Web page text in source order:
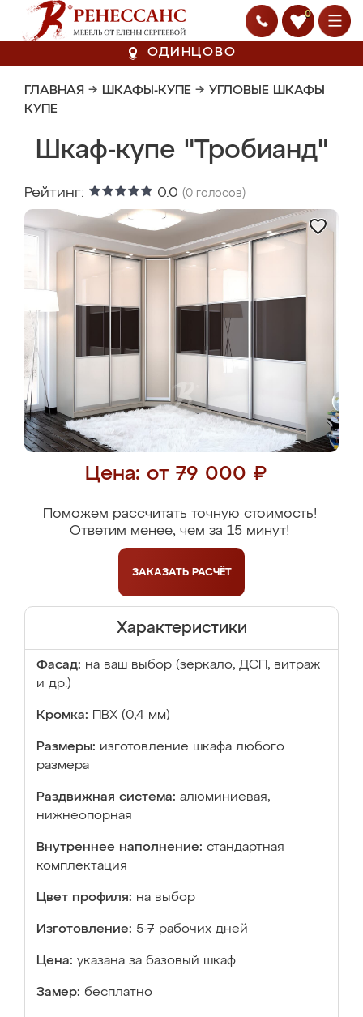
0
ОДИНЦОВО
ГЛАВНАЯ → ШКАФЫ-КУПЕ → УГЛОВЫЕ ШКАФЫ
КУПЕ
Шкаф-купе "Тробианд"
Рейтинг: 0.0 (0 голосов)
Цена: от 79 000 ₽
Поможем рассчитать точную стоимость!
Ответим менее, чем за 15 минут!
ЗАКАЗАТЬ РАСЧЁТ
Характеристики
Фасад: на ваш выбор (зеркало, ДСП, витраж
и др.)
Кромка: ПВХ (0,4 мм)
Размеры: изготовление шкафа любого
размера
Раздвижная система: алюминиевая,
нижнеопорная
Внутреннее наполнение: стандартная
комплектация
Цвет профиля: на выбор
Изготовление: 5-7 рабочих дней
Цена: указана за базовый шкаф
Замер: бесплатно